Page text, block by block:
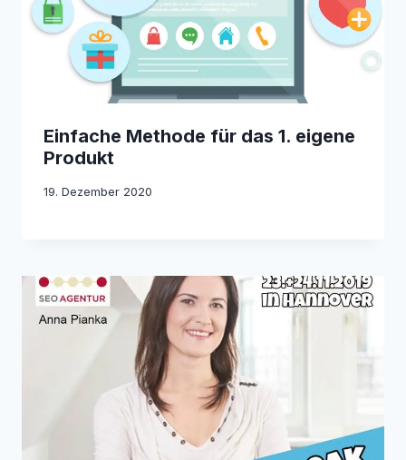
Einfache Methode für das 1. eigene
Produkt
19. Dezember 2020